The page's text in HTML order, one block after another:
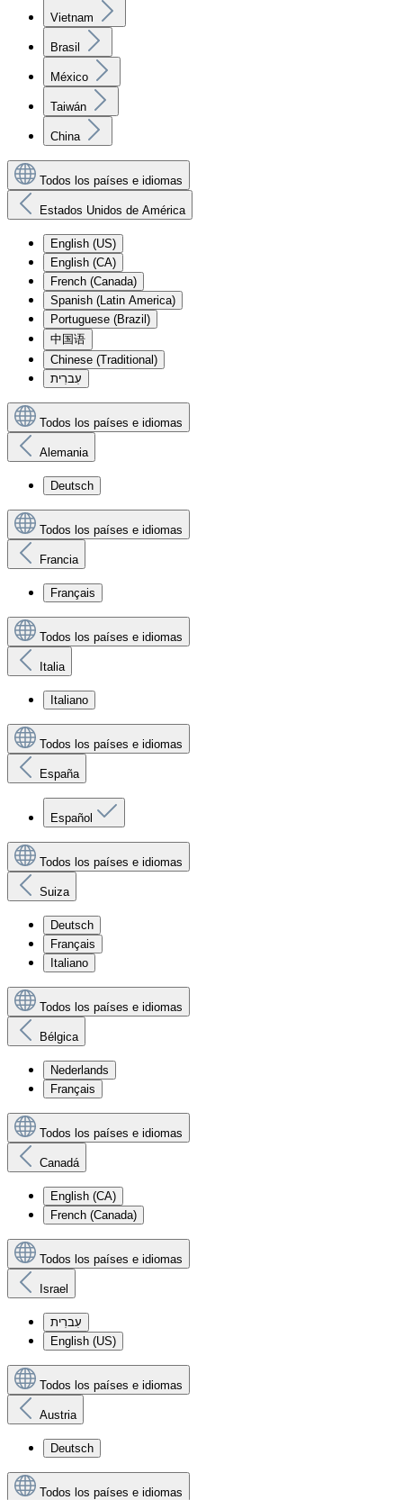
Vietnam
Brasil
México
Taiwán
China
Todos los países e idiomas
Estados Unidos de América
English (US)
English (CA)
French (Canada)
Spanish (Latin America)
Portuguese (Brazil)
中国语
Chinese (Traditional)
עִברִית
Todos los países e idiomas
Alemania
Deutsch
Todos los países e idiomas
Francia
Français
Todos los países e idiomas
Italia
Italiano
Todos los países e idiomas
España
Español
Todos los países e idiomas
Suiza
Deutsch
Français
Italiano
Todos los países e idiomas
Bélgica
Nederlands
Français
Todos los países e idiomas
Canadá
English (CA)
French (Canada)
Todos los países e idiomas
Israel
עִברִית
English (US)
Todos los países e idiomas
Austria
Deutsch
Todos los países e idiomas